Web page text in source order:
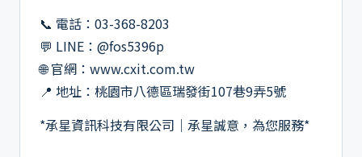
📞 電話：03-368-8203
💬 LINE：@fos5396p
🌐 官網：www.cxit.com.tw
📍 地址：桃園市八德區瑞發街107巷9弄5號
*承星資訊科技有限公司｜承星誠意，為您服務*